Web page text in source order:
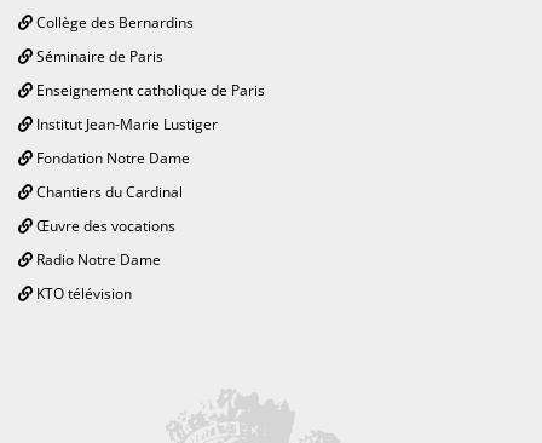
Collège des Bernardins
Séminaire de Paris
Enseignement catholique de Paris
Institut Jean-Marie Lustiger
Fondation Notre Dame
Chantiers du Cardinal
Œuvre des vocations
Radio Notre Dame
KTO télévision